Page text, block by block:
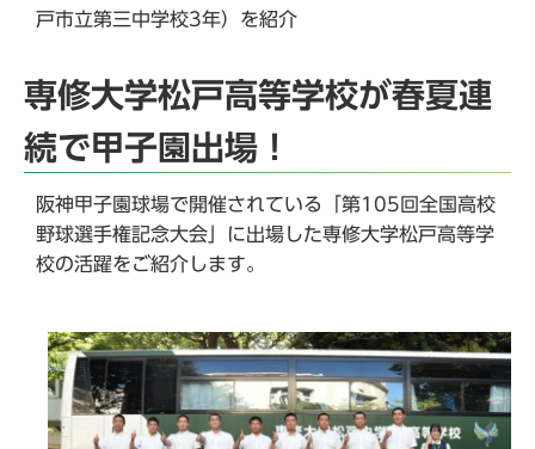
戸市立第三中学校3年）を紹介
専修大学松戸高等学校が春夏連
続で甲子園出場！
阪神甲子園球場で開催されている「第105回全国高校
野球選手権記念大会」に出場した専修大学松戸高等学
校の活躍をご紹介します。